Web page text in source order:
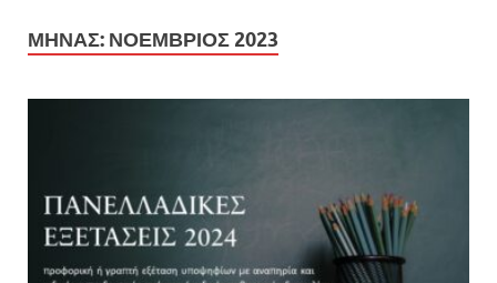
ΜΉΝΑΣ: ΝΟΈΜΒΡΙΟΣ 2023